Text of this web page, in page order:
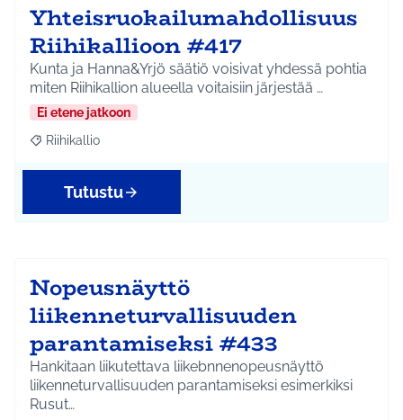
Yhteisruokailumahdollisuus
Riihikallioon #417
Kunta ja Hanna&Yrjö säätiö voisivat yhdessä pohtia
miten Riihikallion alueella voitaisiin järjestää …
Ei etene jatkoon
Rajaa tulokset aihepiirin mukaan: Riihikallio
Riihikallio
Tutustu
Nopeusnäyttö
liikenneturvallisuuden
parantamiseksi #433
Hankitaan liikutettava liikebnnenopeusnäyttö
liikenneturvallisuuden parantamiseksi esimerkiksi
Rusut…